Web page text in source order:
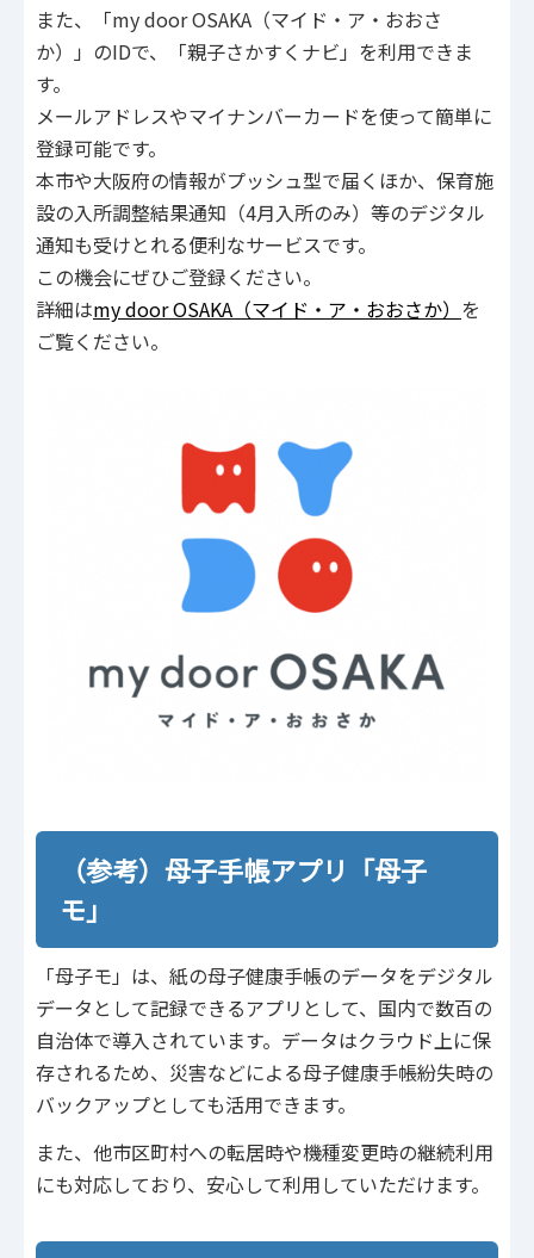
また、「my door OSAKA（マイド・ア・おおさ
か）」のIDで、「親子さかすくナビ」を利用できま
す。
メールアドレスやマイナンバーカードを使って簡単に
登録可能です。
本市や大阪府の情報がプッシュ型で届くほか、保育施
設の入所調整結果通知（4月入所のみ）等のデジタル
通知も受けとれる便利なサービスです。
この機会にぜひご登録ください。
詳細はmy door OSAKA（マイド・ア・おおさか） を
ご覧ください。
（参考）母子手帳アプリ「母子
モ」
「母子モ」は、紙の母子健康手帳のデータをデジタル
データとして記録できるアプリとして、国内で数百の
自治体で導入されています。データはクラウド上に保
存されるため、災害などによる母子健康手帳紛失時の
バックアップとしても活用できます。
また、他市区町村への転居時や機種変更時の継続利用
にも対応しており、安心して利用していただけます。